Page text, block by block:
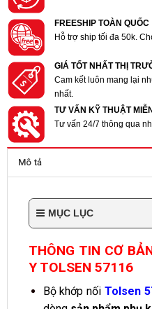
FREESHIP TOÀN QUỐC
Hỗ trợ ship tối đa 50k.
GIÁ TỐT NHẤT THỊ
Cam kết luôn mang lại
nhất.
TƯ VẤN KỸ THUẬT
Tư vấn 24/7 thông qua
Mô tả
MỤC LỤC
THÔNG TIN CƠ
Y TOLSEN 57116
Bộ khớp nối Tolsen